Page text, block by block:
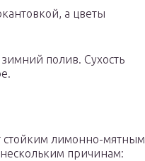
а цветы
полив. Сухость
стойким лимонно-мятным
причинам: